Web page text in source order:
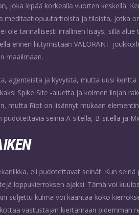
joka lepää korkealla vuorten keskellä.
meditaatiopuutarhoista ja tiloista, jotka
ole tarinallisesti irrallinen lisäys, sillä alue
ennen liittymistään VALORANT-
maailmaan.
agenteista ja kyvyistä, mutta uusi
Spike Site -aluetta ja kolmen linjan
mutta Riot on lisännyt mukaan
seiniä A-sitellä, B-sitellä ja
eli pudotettavat seinät. Kun seinä
loppukierroksen ajaksi. Tämä voi
suljettu kulma voi kääntää koko
vastustajan kiertämään pidemmän